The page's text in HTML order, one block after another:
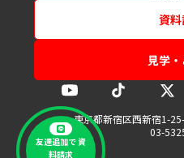
友達追加で 資
料請求
資
見学
東京都新宿区西新宿1-
03-